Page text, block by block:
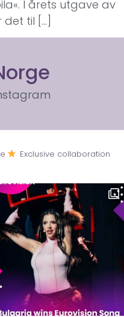
I årets utgave av
til […]
Exclusive collaboration